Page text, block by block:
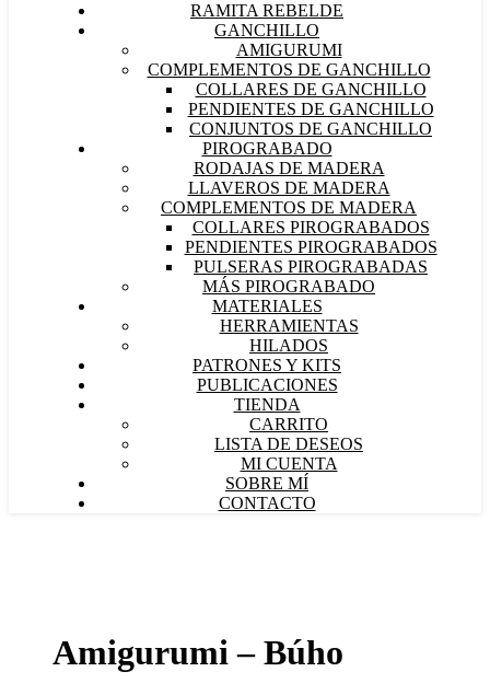
RAMITA REBELDE
GANCHILLO
AMIGURUMI
COMPLEMENTOS DE GANCHILLO
COLLARES DE GANCHILLO
PENDIENTES DE GANCHILLO
CONJUNTOS DE GANCHILLO
PIROGRABADO
RODAJAS DE MADERA
LLAVEROS DE MADERA
COMPLEMENTOS DE MADERA
COLLARES PIROGRABADOS
PENDIENTES PIROGRABADOS
PULSERAS PIROGRABADAS
MÁS PIROGRABADO
MATERIALES
HERRAMIENTAS
HILADOS
PATRONES Y KITS
PUBLICACIONES
TIENDA
CARRITO
LISTA DE DESEOS
MI CUENTA
SOBRE MÍ
CONTACTO
Amigurumi – Búho